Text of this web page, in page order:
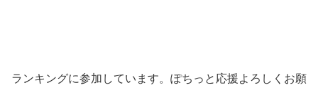
ランキングに参加しています。ぽちっと応援よろしくお願